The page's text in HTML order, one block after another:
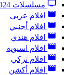
مسلسلات 2024
افلام عربي
افلام أجنبي
افلام هندي
افلام اسيوية
افلام تركي
افلام أكشن